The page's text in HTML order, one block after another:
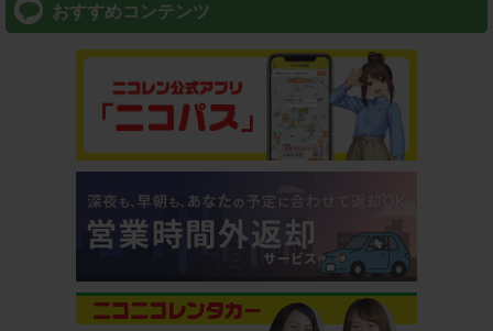
おすすめコンテンツ